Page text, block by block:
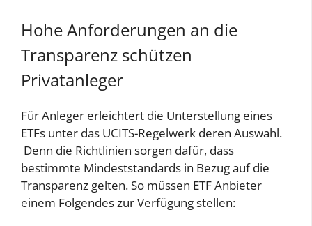
Hohe Anforderungen an die
Transparenz schützen
Privatanleger
Für Anleger erleichtert die Unterstellung eines
ETFs unter das UCITS-Regelwerk deren Auswahl.
Denn die Richtlinien sorgen dafür, dass
bestimmte Mindeststandards in Bezug auf die
Transparenz gelten. So müssen ETF Anbieter
einem Folgendes zur Verfügung stellen: